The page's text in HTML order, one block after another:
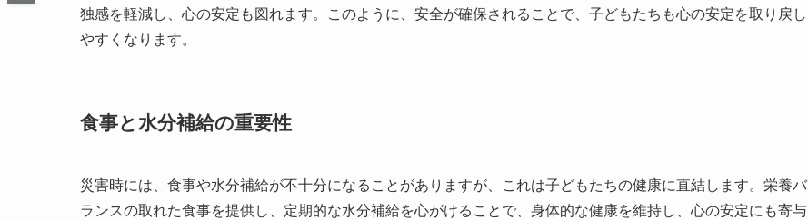
独感を軽減し、心の安定も図れます。このように、安全が確保されることで、子どもたちも心の安定を取り戻し
やすくなります。
食事と水分補給の重要性
災害時には、食事や水分補給が不十分になることがありますが、これは子どもたちの健康に直結します。栄養バ
ランスの取れた食事を提供し、定期的な水分補給を心がけることで、身体的な健康を維持し、心の安定にも寄与